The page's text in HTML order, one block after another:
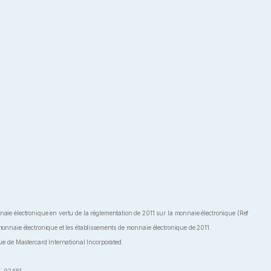
électronique en vertu de la réglementation de 2011 sur la monnaie électronique (Ref
électronique et les établissements de monnaie électronique de 2011.
de Mastercard International Incorporated.